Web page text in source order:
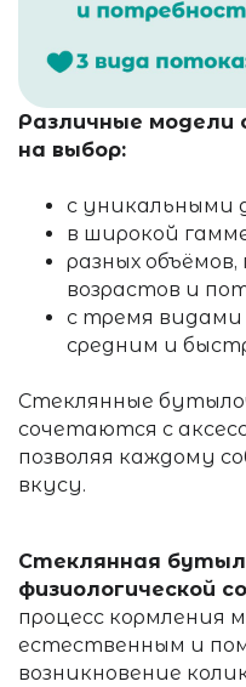
Различные модели
на выбор:
с уникальными
в широкой
разных
возрастов и
с тремя
средним и
Стеклянные
сочетаются с
позволяя каждому
вкусу.
Стеклянная
физиологической
процесс кормления
естественным и
возникновение